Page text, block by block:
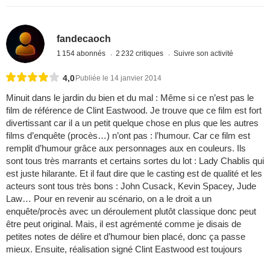
fandecaoch
1 154 abonnés 2 232 critiques Suivre son activité
4,0 Publiée le 14 janvier 2014
Minuit dans le jardin du bien et du mal : Même si ce n’est pas le
film de référence de Clint Eastwood. Je trouve que ce film est fort
divertissant car il a un petit quelque chose en plus que les autres
films d’enquête (procès…) n’ont pas : l’humour. Car ce film est
remplit d’humour grâce aux personnages aux en couleurs. Ils
sont tous très marrants et certains sortes du lot : Lady Chablis qui
est juste hilarante. Et il faut dire que le casting est de qualité et les
acteurs sont tous très bons : John Cusack, Kevin Spacey, Jude
Law… Pour en revenir au scénario, on a le droit a un
enquête/procès avec un déroulement plutôt classique donc peut
être peut original. Mais, il est agrémenté comme je disais de
petites notes de délire et d’humour bien placé, donc ça passe
mieux. Ensuite, réalisation signé Clint Eastwood est toujours